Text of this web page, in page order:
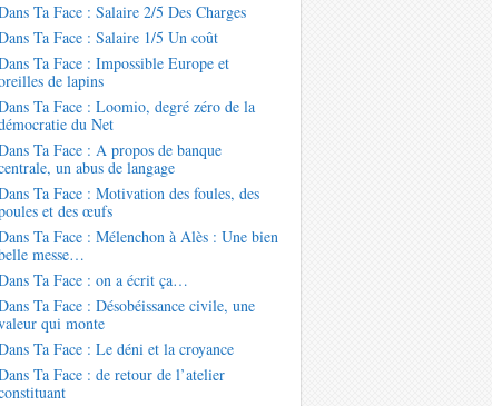
Ta Face : Salaire 2/5 Des Charges
Ta Face : Salaire 1/5 Un coût
Ta Face : Impossible Europe et
de lapins
Ta Face : Loomio, degré zéro de la
du Net
Ta Face : A propos de banque
un abus de langage
Ta Face : Motivation des foules, des
et des œufs
Ta Face : Mélenchon à Alès : Une bien
messe…
Ta Face : on a écrit ça…
Ta Face : Désobéissance civile, une
qui monte
Ta Face : Le déni et la croyance
Ta Face : de retour de l’atelier